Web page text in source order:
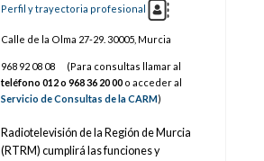
Perfil y trayectoria profesional
Calle de la Olma 27-29. 30005, Murcia
968 92 08 08
(Para consultas llamar al
teléfono 012 o 968 36 20 00 o acceder al
Servicio de Consultas de la CARM)
Radiotelevisión de la Región de Murcia
(RTRM) cumplirá las funciones y